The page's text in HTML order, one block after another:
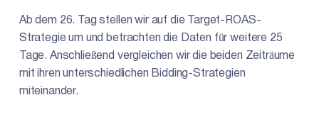
Ab dem 26. Tag stellen wir auf die Target-ROAS-
Strategie um und betrachten die Daten für weitere 25
Tage. Anschließend vergleichen wir die beiden Zeiträume
mit ihren unterschiedlichen Bidding-Strategien
miteinander.